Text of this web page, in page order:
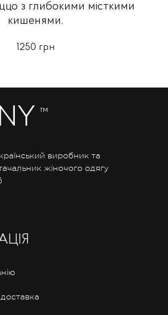
з глибокими місткими
кишенями.
1250 грн
™
виробник та
жіночого одягу